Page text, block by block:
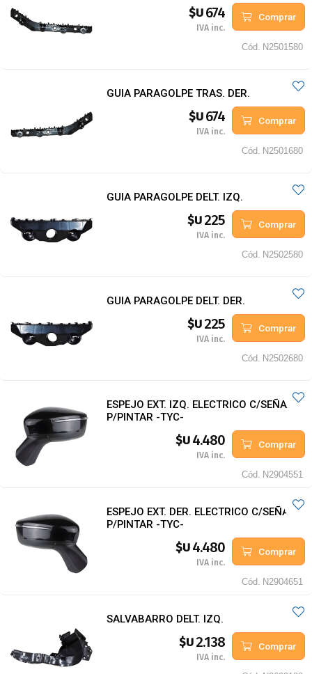
$U674
IVA inc.
Comprar
Cód. N2501580
GUIA PARAGOLPE TRAS. DER.
$U674
IVA inc.
Comprar
Cód. N2501680
GUIA PARAGOLPE DELT. IZQ.
$U225
IVA inc.
Comprar
Cód. N2502580
GUIA PARAGOLPE DELT. DER.
$U225
IVA inc.
Comprar
Cód. N2502680
ESPEJO EXT. IZQ. ELECTRICO C/SEÑAL
P/PINTAR -TYC-
$U4.480
IVA inc.
Comprar
Cód. N2904551
ESPEJO EXT. DER. ELECTRICO C/SEÑAL
P/PINTAR -TYC-
$U4.480
IVA inc.
Comprar
Cód. N2904651
SALVABARRO DELT. IZQ.
$U2.138
IVA inc.
Comprar